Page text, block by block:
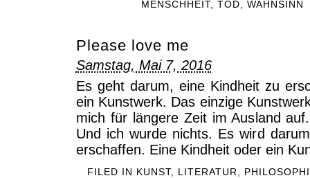
MENSCHHEIT, TOD, WAHNSINN
Please love me
Samstag, Mai 7, 2016
Es geht darum, eine Kindheit zu
ein Kunstwerk. Das einzige
mich für längere Zeit im Ausland
Und ich wurde nichts. Es wird
erschaffen. Eine Kindheit oder ein
FILED IN KUNST, LITERATUR